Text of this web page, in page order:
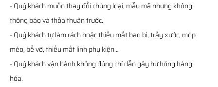
- Quý khách muốn thay đổi chủng loại, mẫu mã nhưng không
thông báo và thỏa thuận trước.
- Quý khách tự làm rách hoặc thiếu mất bao bì, trầy xước, móp
méo, bể vỡ, thiếu mất linh phụ kiện…
- Quý khách vận hành không đúng chỉ dẫn gây hư hỏng hàng
hóa.